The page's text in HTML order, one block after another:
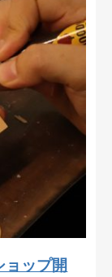
ョップ開